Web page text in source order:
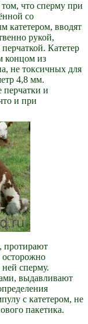
что сперму при
со
катетером, вводят
рукой,
Катетер
концом из
не токсичных для
4,8 мм.
перчатки и
и при
протирают
сперму.
выдавливают
с катетером, не
пакетика.